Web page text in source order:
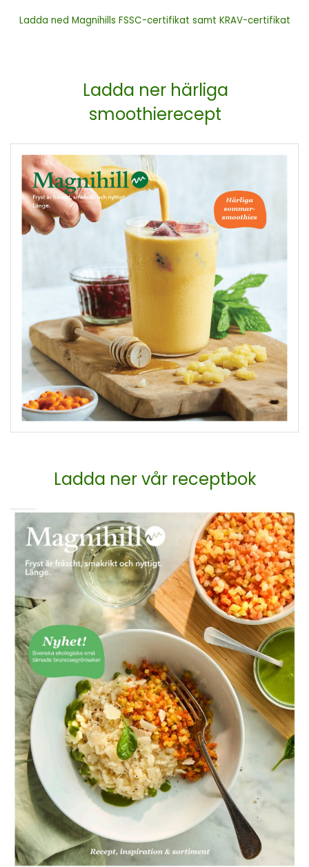
Ladda ned Magnihills FSSC-certifikat samt KRAV-certifikat
Ladda ner härliga
smoothierecept
Ladda ner vår receptbok